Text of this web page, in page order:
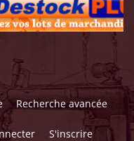
Recherche avancée
S'inscrire